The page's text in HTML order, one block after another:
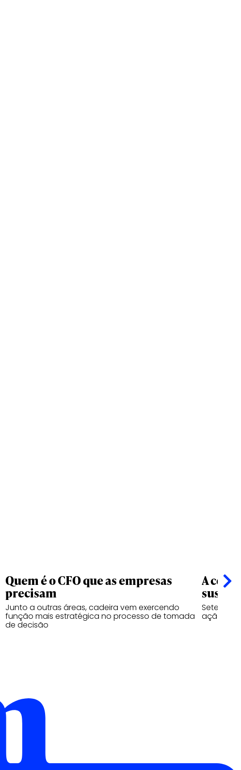
Quem é o CFO que as empresas
precisam
Junto a outras áreas, cadeira vem exercendo
função mais estratégica no processo de tomada
de decisão
A
Sete
ação